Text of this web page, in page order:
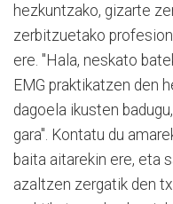
hezkuntzako, gizarte
zerbitzuetako
ere. "Hala, neskato
EMG praktikatzen den
dagoela ikusten
gara". Kontatu du
baita aitarekin ere, eta
azaltzen zergatik den